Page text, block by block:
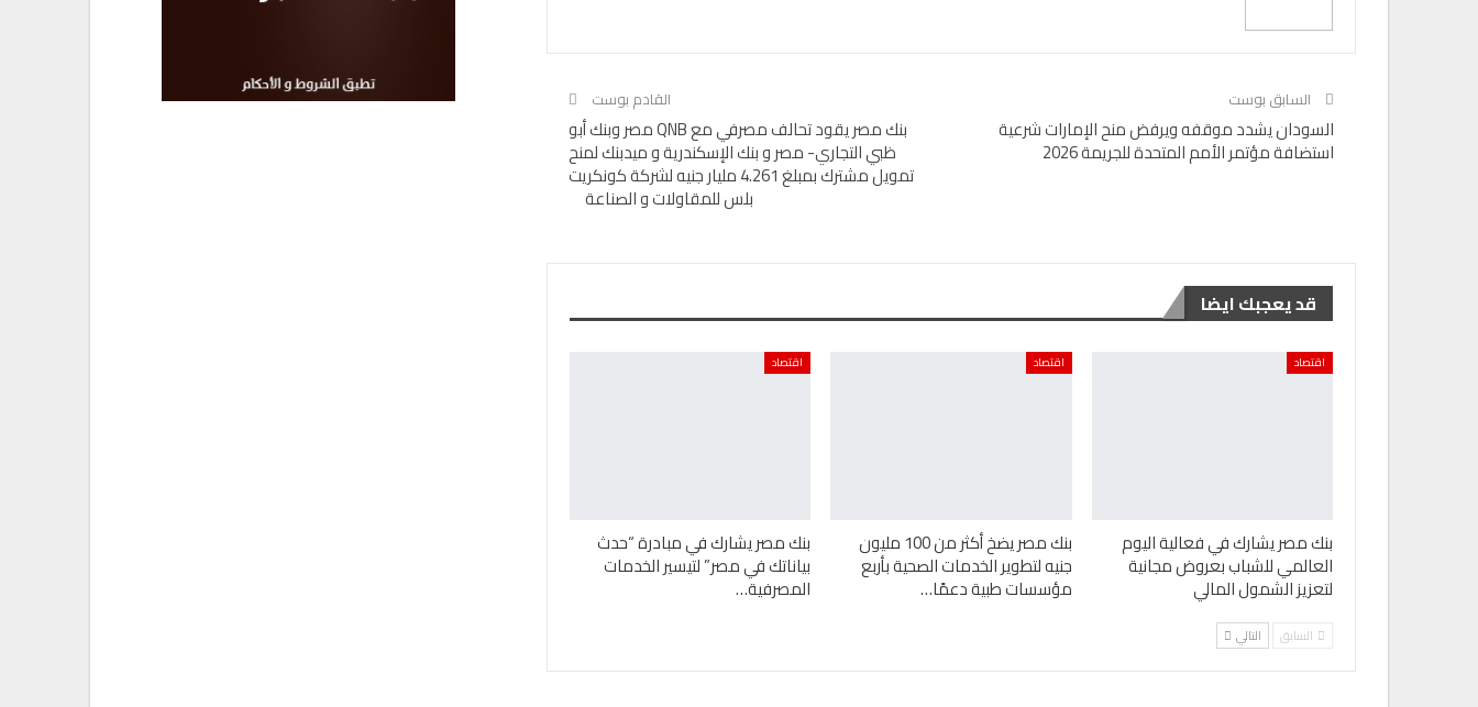
السابق بوست
السودان يشدد موقفه ويرفض منح الإمارات شرعية
استضافة مؤتمر الأمم المتحدة للجريمة 2026
القادم بوست
بنك مصر يقود تحالف مصرفي مع QNB مصر وبنك أبو
ظبي التجاري- مصر و بنك الإسكندرية و ميدبنك لمنح
تمويل مشترك بمبلغ 4.261 مليار جنيه لشركة كونكريت
بلس للمقاولات و الصناعة
قد يعجبك ايضا
اقتصاد
بنك مصر يشارك في فعالية اليوم
العالمي للشباب بعروض مجانية
لتعزيز الشمول المالي
اقتصاد
بنك مصر يضخ أكثر من 100 مليون
جنيه لتطوير الخدمات الصحية بأربع
مؤسسات طبية دعمًا…
اقتصاد
بنك مصر يشارك في مبادرة “حدث
بياناتك في مصر” لتيسير الخدمات
المصرفية…
السابق التالي